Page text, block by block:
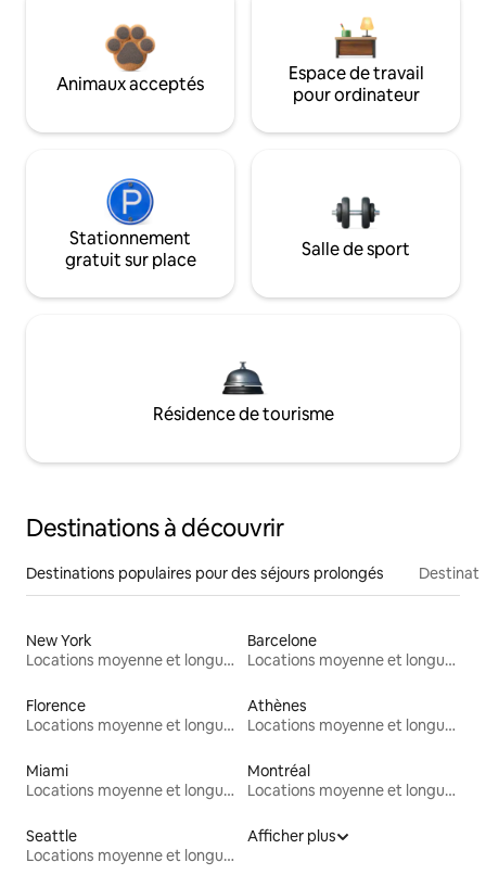
Animaux acceptés
Espace de travail
pour ordinateur
Stationnement
gratuit sur place
Salle de sport
Résidence de tourisme
Destinations à découvrir
Destinations populaires pour des séjours prolongés
New York
Locations moyenne et longue durée
Barcelone
Locations moyenne et longue durée
Florence
Locations moyenne et longue durée
Athènes
Locations moyenne et longue durée
Miami
Locations moyenne et longue durée
Montréal
Locations moyenne et longue durée
Seattle
Locations moyenne et longue durée
Afficher plus